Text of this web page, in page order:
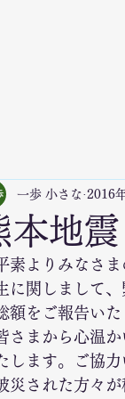
本地
一歩 小さな 2016
よりみなさま
に関しまして
額をご報告い
さまから心温
します。ご協
災された方々